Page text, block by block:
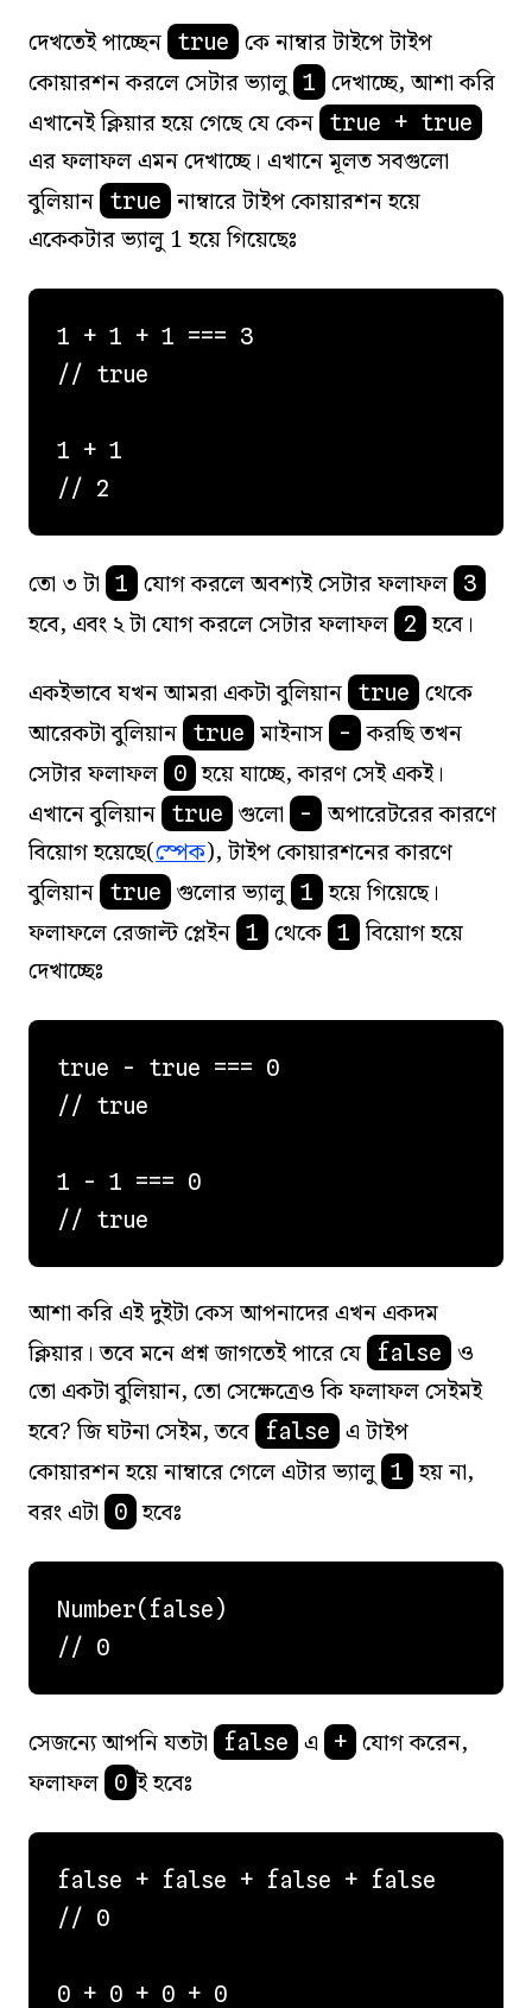
দেখতেই পাচ্ছেন true
কে নাম্বার টাইপে টাইপ
কোয়ারশন করলে সেটার ভ্যালু 1
দেখাচ্ছে, আশা করি
এখানেই ক্লিয়ার হয়ে গেছে যে কেন
true + true
এর ফলাফল এমন দেখাচ্ছে। এখানে মূলত সবগুলো
বুলিয়ান
true
নাম্বারে টাইপ কোয়ারশন হয়ে
একেকটার ভ্যালু 1 হয়ে গিয়েছেঃ
1 + 1 + 1 === 3
// true
1 + 1
তো ৩ টা 1 যোগ করলে অবশ্যই সেটার ফলাফল 3
হবে, এবং ২ টা যোগ করলে সেটার ফলাফল 2 হবে।
একইভাবে যখন আমরা একটা বুলিয়ান
true
থেকে
আরেকটা বুলিয়ান
true মাইনাস -
করছি তখন
সেটার ফলাফল
0 হয়ে যাচ্ছে, কারণ সেই একই।
এখানে বুলিয়ান
true গুলো -
অপারেটরের কারণে
বিয়োগ হয়েছে(স্পেক), টাইপ কোয়ারশনের কারণে
বুলিয়ান
true গুলোর ভ্যালু 1 হয়ে গিয়েছে।
ফলাফলে রেজাল্ট প্লেইন 1 থেকে 1 বিয়োগ হয়ে
দেখাচ্ছেঃ
true - true === 0
// true
1 - 1 === 0
আশা করি এই দুইটা কেস আপনাদের এখন একদম
ক্লিয়ার। তবে মনে প্রশ্ন জাগতেই পারে যে
false
ও
তো একটা বুলিয়ান, তো সেক্ষেত্রেও কি ফলাফল সেইমই
হবে? জি ঘটনা সেইম, তবে
false
এ টাইপ
কোয়ারশন হয়ে নাম্বারে গেলে এটার ভ্যালু 1 হয় না,
বরং এটা
0 হবেঃ
Number(false)
সেজন্যে আপনি যতটা false এ + যোগ করেন,
ফলাফল
0 ই হবেঃ
false + false + false + false
// 0
0 + 0 + 0 + 0